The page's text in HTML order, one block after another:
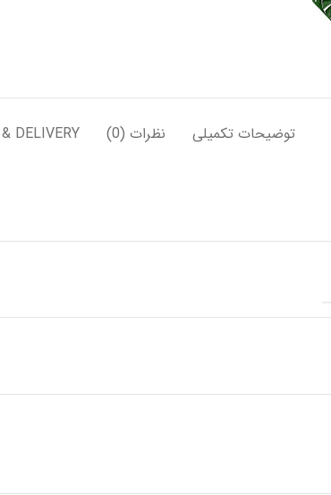
توضیحات تکمیلی نظرات (0) DELIVERY